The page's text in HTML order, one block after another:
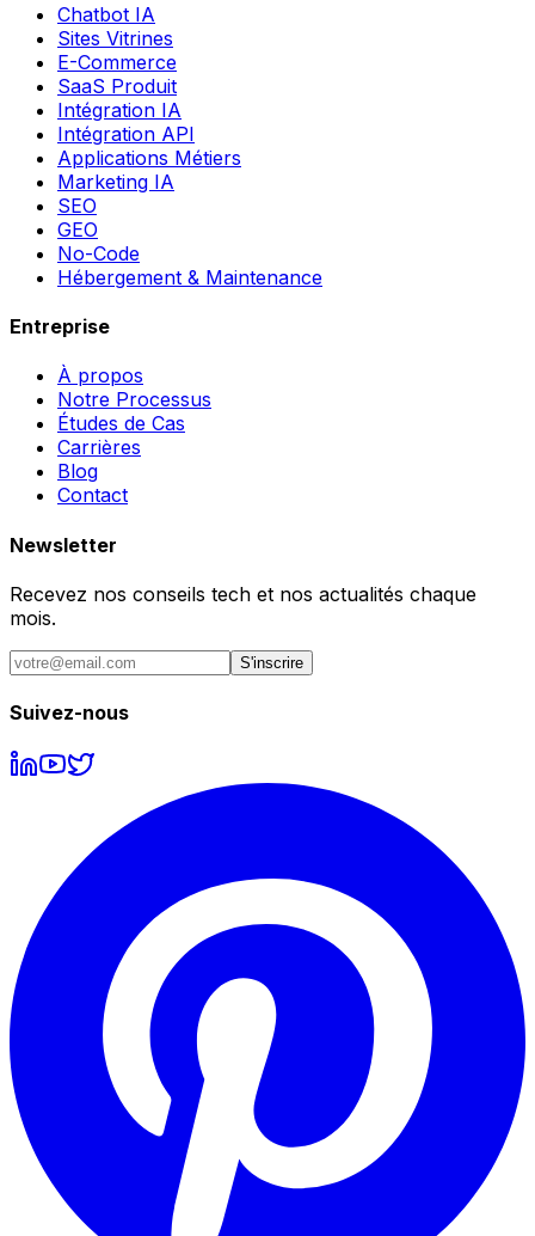
Chatbot IA
Sites Vitrines
E-Commerce
SaaS Produit
Intégration IA
Intégration API
Applications Métiers
Marketing IA
SEO
GEO
No-Code
Hébergement & Maintenance
Entreprise
À propos
Notre Processus
Études de Cas
Carrières
Blog
Contact
Newsletter
Recevez nos conseils tech et nos actualités chaque
mois.
S'inscrire
Suivez-nous